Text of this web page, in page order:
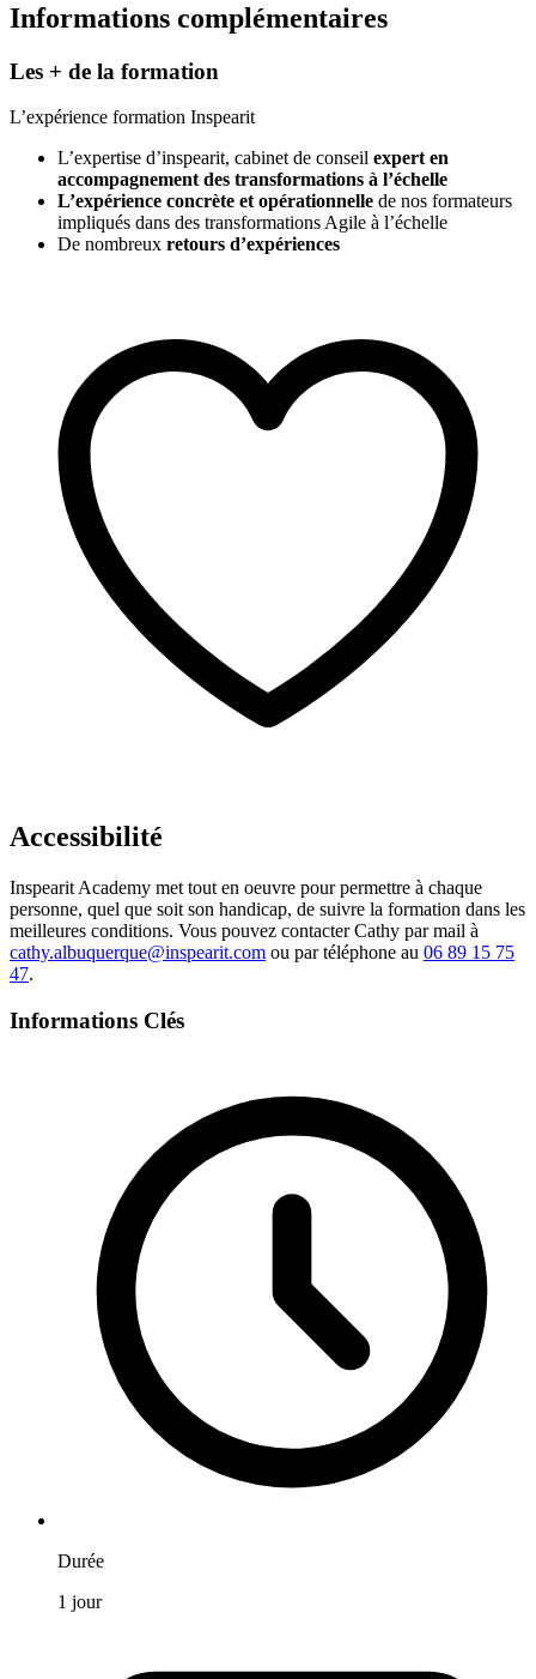
Informations complémentaires
Les + de la formation
L’expérience formation Inspearit
L’expertise d’inspearit, cabinet de conseil expert en
accompagnement des transformations à l’échelle
L’expérience concrète et opérationnelle de nos formateurs
impliqués dans des transformations Agile à l’échelle
De nombreux retours d’expériences
Accessibilité
Inspearit Academy met tout en oeuvre pour permettre à chaque
personne, quel que soit son handicap, de suivre la formation dans les
meilleures conditions. Vous pouvez contacter Cathy par mail à
cathy.albuquerque@inspearit.com ou par téléphone au 06 89 15 75
47.
Informations Clés
Durée
1 jour